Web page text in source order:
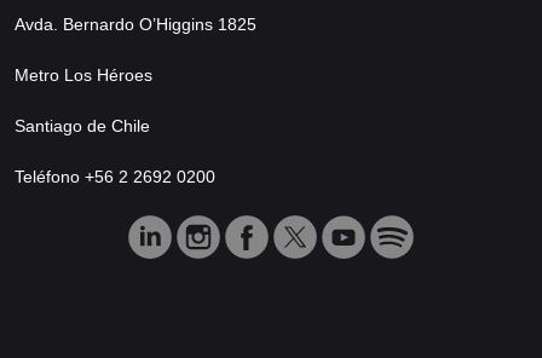
Avda. Bernardo O’Higgins 1825
Metro Los Héroes
Santiago de Chile
Teléfono +56 2 2692 0200